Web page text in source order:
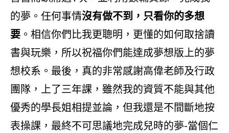
的夢。任何事情沒有做不到，只看你的多想
要 。相信你們比我更聰明，更懂的如何取捨讀
書與玩樂，所以祝福你們能達成夢想版上的夢
想校系。最後，真的非常感謝高偉老師及行政
團隊，上了三年課，雖然我的資質不能與其他
優秀的學長姐相提並論，但我還是不間斷地按
表操課，最終不可思議地完成兒時的夢-當個仁